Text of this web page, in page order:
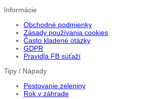
Informácie
Obchodné podmienky
Zásady používania cookies
Často kladené otázky
GDPR
Pravidlá FB súťaží
Tipy / Nápady
Pestovanie zeleniny
Rok v záhrade